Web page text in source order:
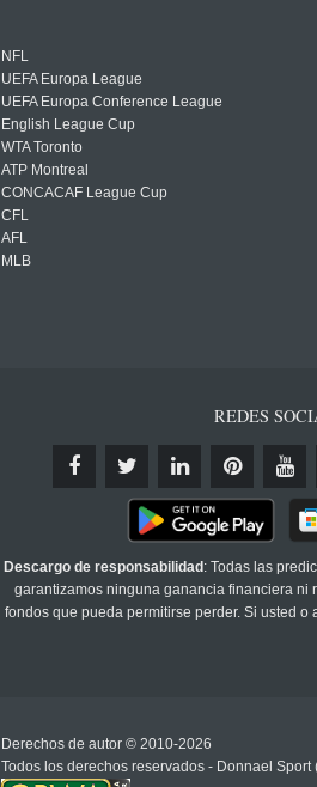
NFL
UEFA Europa League
UEFA Europa Conference League
English League Cup
WTA Toronto
ATP Montreal
CONCACAF League Cup
CFL
AFL
MLB
REDES
Descargo de responsabilidad : Todas las
garantizamos ninguna ganancia financiera ni
fondos que pueda permitirse perder. Si usted
Derechos de autor © 2010-2026
Todos los derechos reservados - Donnael Sport